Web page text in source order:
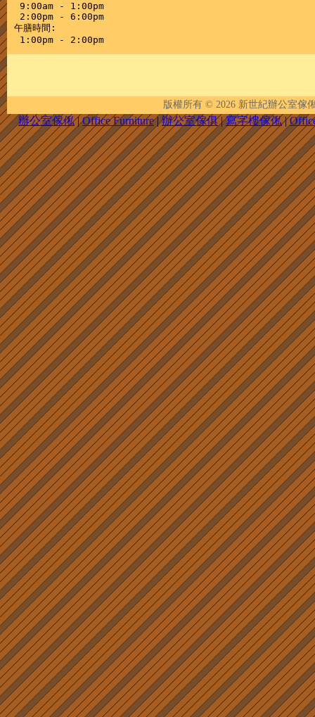
9:00am - 1:00pm
2:00pm - 6:00pm
午膳時間:
版權所有 © 2026 新世紀辦公室傢
辦公室傢俬|Office Furniture|辦公室傢俱|寫字樓傢俬|